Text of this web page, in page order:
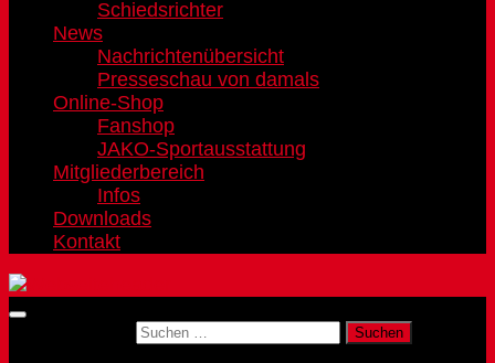
Schiedsrichter
News
Nachrichtenübersicht
Presseschau von damals
Online-Shop
Fanshop
JAKO-Sportausstattung
Mitgliederbereich
Infos
Downloads
Kontakt